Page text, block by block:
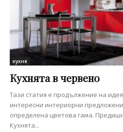
кухня
Кухнята в червено
Тази статия е продължение на
интересни интериорни
определена цветова гама.
Кухнята...